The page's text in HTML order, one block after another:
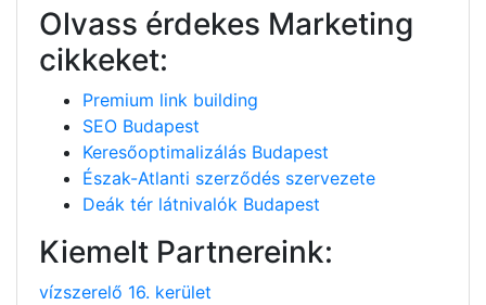
Olvass érdekes Marketing
cikkeket:
Premium link building
SEO Budapest
Keresőoptimalizálás Budapest
Észak-Atlanti szerződés szervezete
Deák tér látnivalók Budapest
Kiemelt Partnereink:
vízszerelő 16. kerület